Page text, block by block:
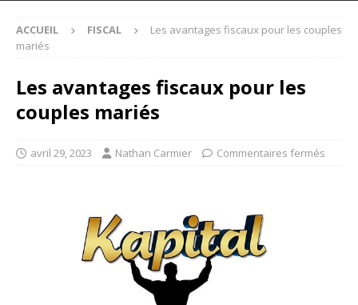
ACCUEIL FISCAL
Les avantages fiscaux pour les couples
mariés
Les avantages fiscaux pour les
couples mariés
avril 29, 2023 Nathan Carmier Commentaires fermés